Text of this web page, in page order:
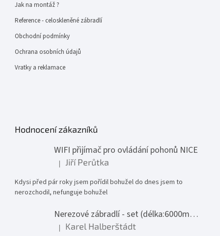
Jak na montáž ?
Reference - celoskleněné zábradlí
Obchodní podmínky
Ochrana osobních údajů
Vratky a reklamace
Hodnocení zákazníků
WIFI přijímač pro ovládání pohonů NICE
Hodnocení produktu je 1 z 5 hvězdiček.
| Jiří Perůtka
Kdysi před pár roky jsem pořídil bohužel do dnes jsem to
nerozchodil, nefunguje bohužel
Nerezové zábradlí - set (délka:6000mm x výška:1000mm)
Hodnocení produktu je 5 z 5 hvězdiček.
| Karel Halberštádt